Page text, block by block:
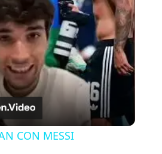
a
y
V
i
CON MESSI